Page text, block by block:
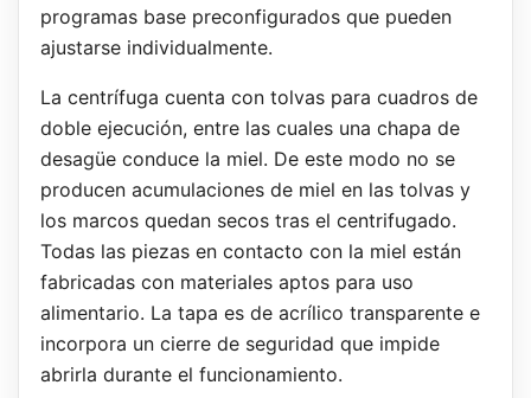
programas base preconfigurados que pueden
ajustarse individualmente.
La centrífuga cuenta con tolvas para cuadros de
doble ejecución, entre las cuales una chapa de
desagüe conduce la miel. De este modo no se
producen acumulaciones de miel en las tolvas y
los marcos quedan secos tras el centrifugado.
Todas las piezas en contacto con la miel están
fabricadas con materiales aptos para uso
alimentario. La tapa es de acrílico transparente e
incorpora un cierre de seguridad que impide
abrirla durante el funcionamiento.